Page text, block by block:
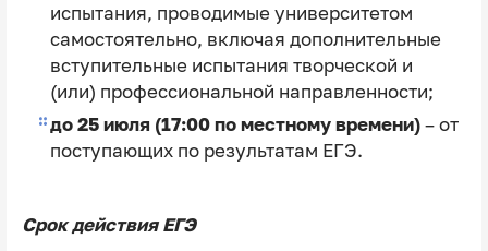
испытания, проводимые университетом
самостоятельно, включая дополнительные
вступительные испытания творческой и
(или) профессиональной направленности;
до 25 июля (17:00 по местному времени)– от
поступающих по результатам ЕГЭ.
Срок действия ЕГЭ